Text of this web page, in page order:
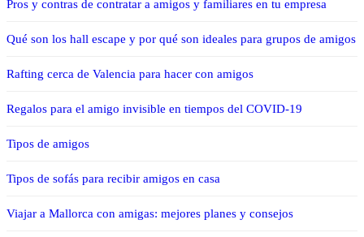
Pros y contras de contratar a amigos y familiares en tu empresa
Qué son los hall escape y por qué son ideales para grupos de amigos
Rafting cerca de Valencia para hacer con amigos
Regalos para el amigo invisible en tiempos del COVID-19
Tipos de amigos
Tipos de sofás para recibir amigos en casa
Viajar a Mallorca con amigas: mejores planes y consejos